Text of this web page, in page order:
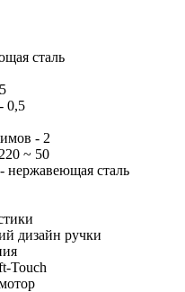
сталь
0,5
- 2
~ 50
нержавеющая сталь
дизайн ручки
Touch